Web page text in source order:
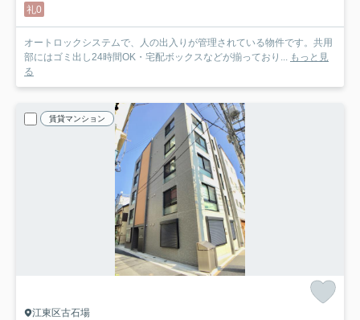
礼0
オートロックシステムで、人の出入りが管理されている物件です。共用
部にはゴミ出し24時間OK・宅配ボックスなどが揃っており... もっと見
る
賃貸マンション
江東区古石場